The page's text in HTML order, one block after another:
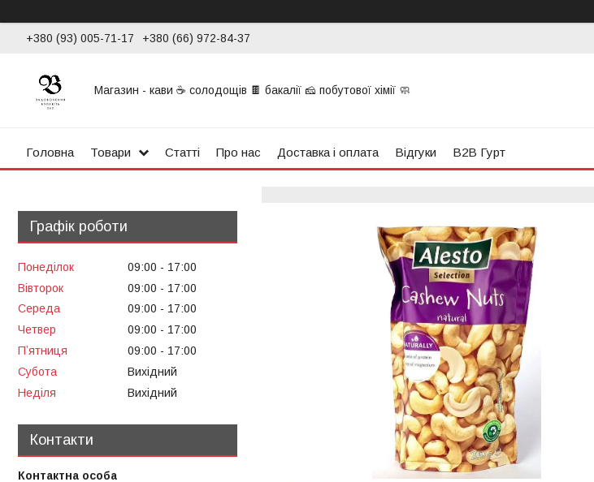
+380 (93) 005-71-17 +380 (66) 972-84-37
Магазин - кави ☕ солодощів 🍫 бакалії 🧀 побутової хімії 🧼
Головна Товари Статті Про нас Доставка і оплата Відгуки B2B Гурт
Графік роботи
Понеділок 09:00
17:00
Вівторок
09:00
17:00
Середа
09:00
17:00
Четвер
09:00
17:00
Пʼятниця
09:00
17:00
Субота
Вихідний
Неділя
Вихідний
Контакти